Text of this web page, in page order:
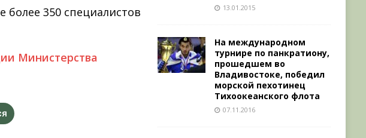
350 специалистов
Министерства
13.01.2015
На международном
турнире по панкратиону,
прошедшем во
Владивостоке, победил
морской пехотинец
Тихоокеанского флота
07.11.2016